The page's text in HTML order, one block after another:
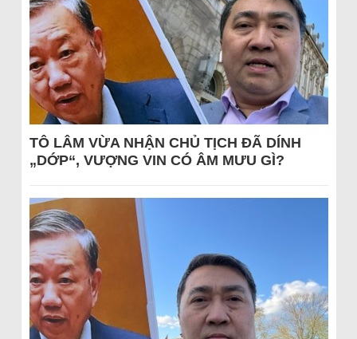
TÔ LÂM VỪA NHẬN CHỦ TỊCH ĐÃ DÍNH
„DỚP“, VƯỢNG VIN CÓ ÂM MƯU GÌ?